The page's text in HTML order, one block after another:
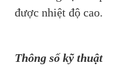
được nhiệt độ cao.
Thông số kỹ thuật